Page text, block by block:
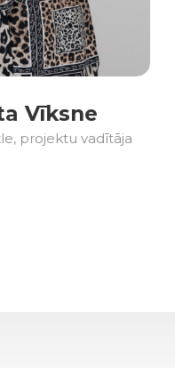
Vīksne
projektu vadītāja